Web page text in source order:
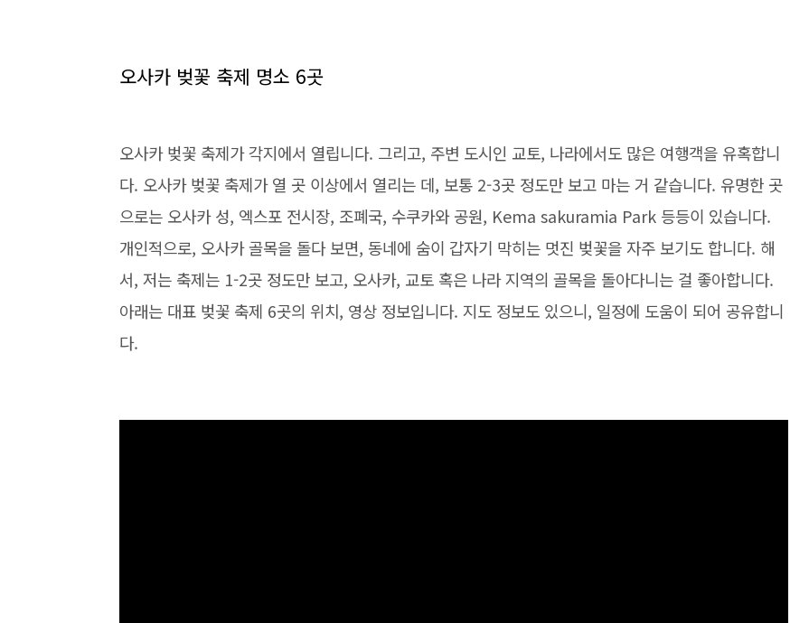
오사카 벚꽃 축제 명소 6곳
오사카 벚꽃 축제가 각지에서 열립니다. 그리고, 주변 도시인 교토, 나라에서도 많은 여행객을 유혹합니
다. 오사카 벚꽃 축제가 열 곳 이상에서 열리는 데, 보통 2-3곳 정도만 보고 마는 거 같습니다. 유명한 곳
으로는 오사카 성, 엑스포 전시장, 조폐국, 수쿠카와 공원, Kema sakuramia Park 등등이 있습니다.
개인적으로, 오사카 골목을 돌다 보면, 동네에 숨이 갑자기 막히는 멋진 벚꽃을 자주 보기도 합니다. 해
서, 저는 축제는 1-2곳 정도만 보고, 오사카, 교토 혹은 나라 지역의 골목을 돌아다니는 걸 좋아합니다.
아래는 대표 벚꽃 축제 6곳의 위치, 영상 정보입니다. 지도 정보도 있으니, 일정에 도움이 되어 공유합니
다.